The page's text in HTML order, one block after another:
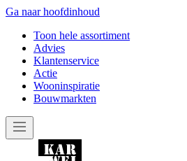
Ga naar hoofdinhoud
Toon hele assortiment
Advies
Klantenservice
Actie
Wooninspiratie
Bouwmarkten